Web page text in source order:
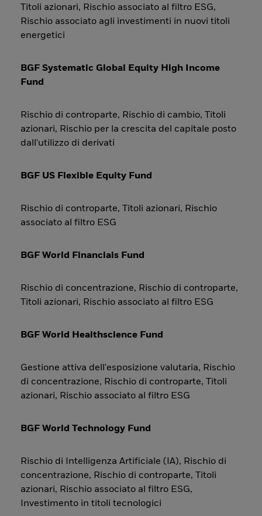
Titoli azionari, Rischio associato al filtro ESG,
Rischio associato agli investimenti in nuovi titoli
energetici
BGF Systematic Global Equity High Income
Fund
Rischio di controparte, Rischio di cambio, Titoli
azionari, Rischio per la crescita del capitale posto
dall'utilizzo di derivati
BGF US Flexible Equity Fund
Rischio di controparte, Titoli azionari, Rischio
associato al filtro ESG
BGF World Financials Fund
Rischio di concentrazione, Rischio di controparte,
Titoli azionari, Rischio associato al filtro ESG
BGF World Healthscience Fund
Gestione attiva dell'esposizione valutaria, Rischio
di concentrazione, Rischio di controparte, Titoli
azionari, Rischio associato al filtro ESG
BGF World Technology Fund
Rischio di Intelligenza Artificiale (IA), Rischio di
concentrazione, Rischio di controparte, Titoli
azionari, Rischio associato al filtro ESG,
Investimento in titoli tecnologici